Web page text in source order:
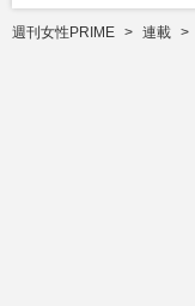
週刊女性PRIME 連載